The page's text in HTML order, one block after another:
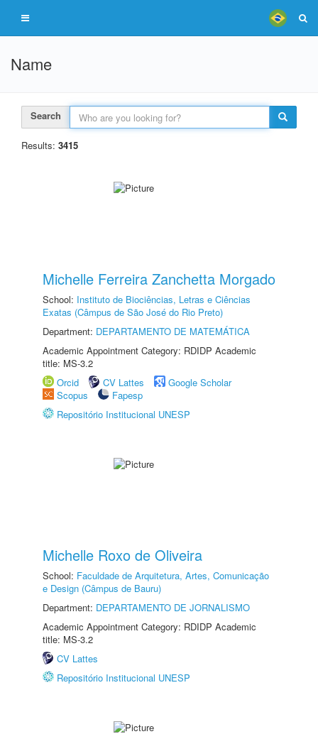
Name
Search
Results: 3415
Michelle Ferreira Zanchetta Morgado
School: Instituto de Biociências, Letras e Ciências
Exatas (Câmpus de São José do Rio Preto)
Department: DEPARTAMENTO DE MATEMÁTICA
Academic Appointment Category: RDIDP Academic
title: MS-3.2
Orcid
CV Lattes
Google Scholar
Scopus
Fapesp
Repositório Institucional UNESP
Michelle Roxo de Oliveira
School: Faculdade de Arquitetura, Artes, Comunicação
e Design (Câmpus de Bauru)
Department: DEPARTAMENTO DE JORNALISMO
Academic Appointment Category: RDIDP Academic
title: MS-3.2
CV Lattes
Repositório Institucional UNESP